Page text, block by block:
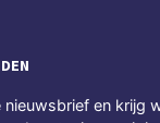
en krijg